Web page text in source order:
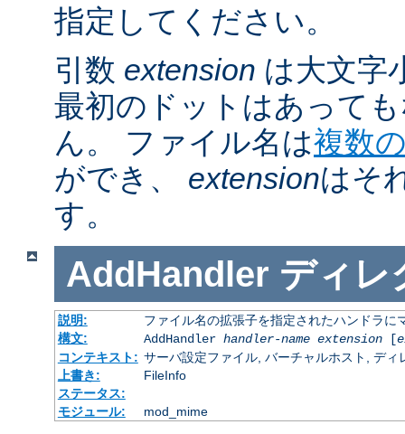
指定してください。
引数 extension は大文字
最初のドットはあって
ん。 ファイル名は複数
ができ、 extensionはそ
す。
AddHandler ディレ
説明:
ファイル名の拡張子を指定されたハンドラに
構文:
AddHandler handler-name extension[
コンテキスト: サーバ設定ファイル, バーチャルホスト, ディ
上書き:
FileInfo
ステータス:
モジュール:
mod_mime